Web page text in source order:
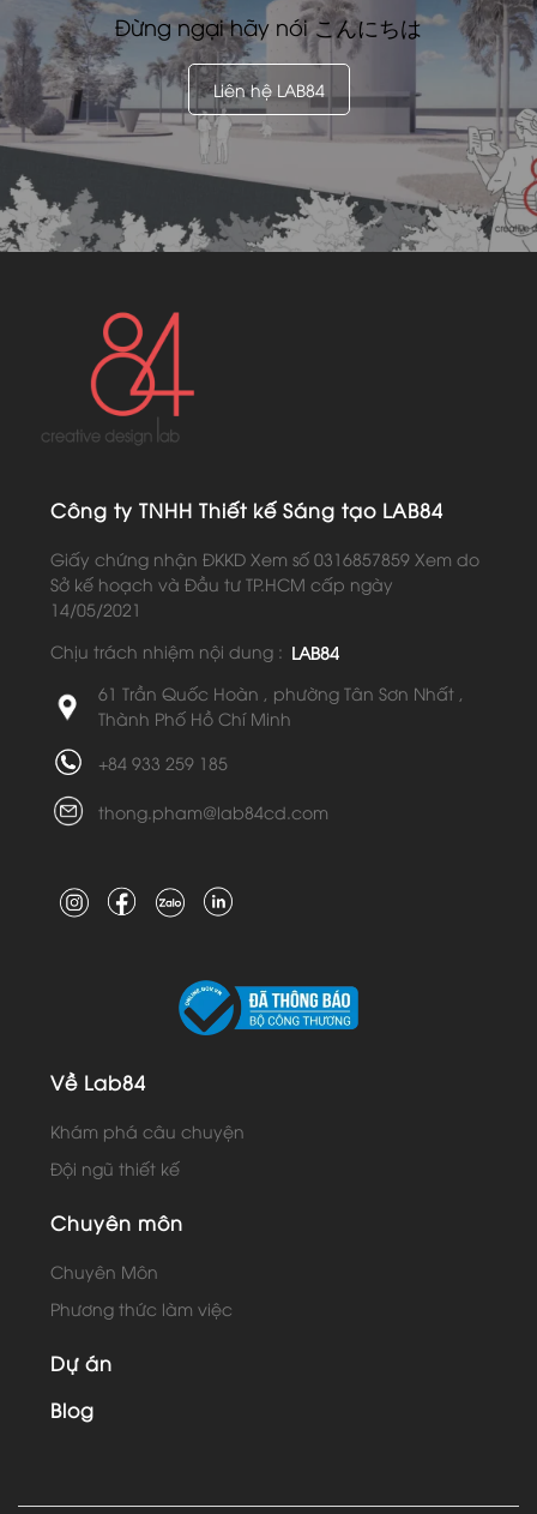
Đừng ngại hãy nóiこんにちは
Liên hệ LAB84
Công ty TNHH Thiết kế Sáng tạo LAB84
Giấy chứng nhận ĐKKD Xem số 0316857859 Xem do
Sở kế hoạch và Đầu tư TP.HCM cấp ngày
14/05/2021
Chịu trách nhiệm nội dung : LAB84
61 Trần Quốc Hoàn , phường Tân Sơn Nhất ,
Thành Phố Hồ Chí Minh
+84 933 259 185
thong.pham@lab84cd.com
Về Lab84
Khám phá câu chuyện
Đội ngũ thiết kế
Chuyên môn
Chuyên Môn
Phương thức làm việc
Dự án
Blog